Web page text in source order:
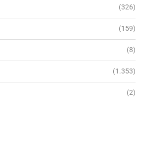
(326)
(159)
(8)
(1.353)
(2)